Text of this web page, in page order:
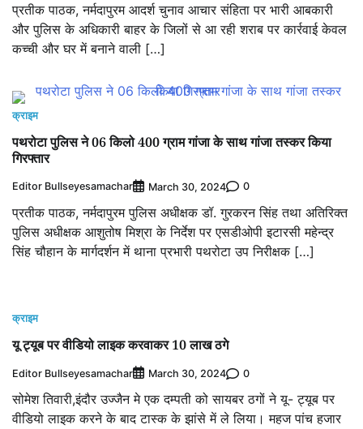
प्रतीक पाठक, नर्मदापुरम आदर्श चुनाव आचार संहिता पर भारी आबकारी
और पुलिस के अधिकारी बाहर के जिलों से आ रही शराब पर कार्रवाई केवल
कच्ची और घर में बनाने वाली […]
क्राइम
पथरोटा पुलिस ने 06 किलो 400 ग्राम गांजा के साथ गांजा तस्कर किया
गिरफ्तार
Editor Bullseyesamachar March 30, 2024 0
प्रतीक पाठक, नर्मदापुरम पुलिस अधीक्षक डॉ. गुरकरन सिंह तथा अतिरिक्त
पुलिस अधीक्षक आशुतोष मिश्रा के निर्देश पर एसडीओपी इटारसी महेन्द्र
सिंह चौहान के मार्गदर्शन में थाना प्रभारी पथरोटा उप निरीक्षक […]
क्राइम
यू ट्यूब पर वीडियो लाइक करवाकर 10 लाख ठगे
Editor Bullseyesamachar March 30, 2024 0
सोमेश तिवारी,इंदौर उज्जैन मे एक दम्पती को सायबर ठगों ने यू- ट्यूब पर
वीडियो लाइक करने के बाद टास्क के झांसे में ले लिया। महज पांच हजार